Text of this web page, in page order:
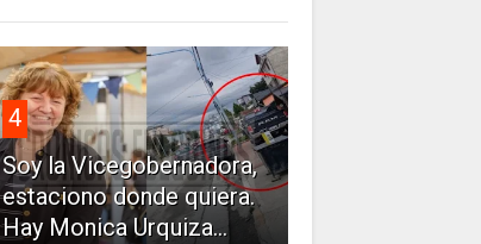
4
Soy la Vicegobernadora,
estaciono donde quiera.
Hay Monica Urquiza...